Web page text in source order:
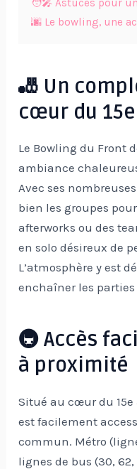
🧑‍🎤 Astuces pour
🌆 Le bowling, une
🎳 Un
cœur du 15e
Le Bowling du Front
ambiance
Avec ses
bien les groupes
afterworks ou des
en solo désireux de
L’atmosphère y est
enchaîner les
🚇 Accès
à proximité
Situé au cœur du
est facilement
commun. Métro
lignes de bus (30, 62,